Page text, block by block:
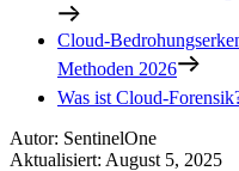
Cloud-
Methoden 2026
Was ist Cloud-
Autor: SentinelOne
Aktualisiert: August 5, 2025